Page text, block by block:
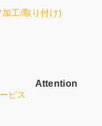
工/取り付け)
ビス
Attention